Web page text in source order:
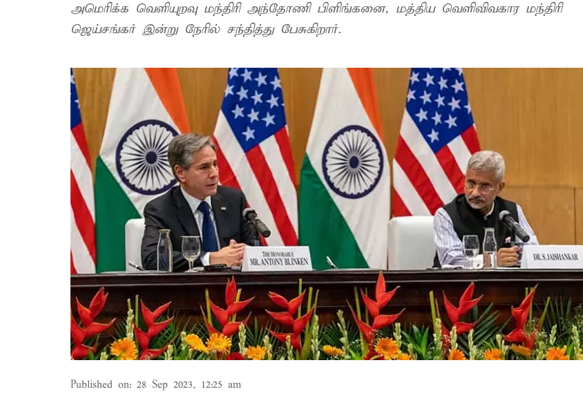
அமெரிக்க வெளியுறவு மந்திரி அந்தோணி பிளிங்கனை, மத்திய வெளிவிவகார மந்திரி
ஜெய்சங்கர் இன்று நேரில் சந்தித்து பேசுகிறார்.
Published on: 28 Sep 2023, 12:25 am